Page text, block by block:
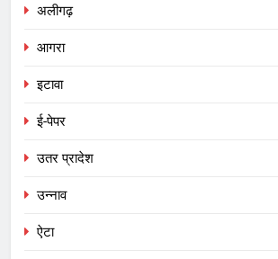
अलीगढ़
आगरा
इटावा
ई-पेपर
उतर प्रादेश
उन्नाव
ऐटा